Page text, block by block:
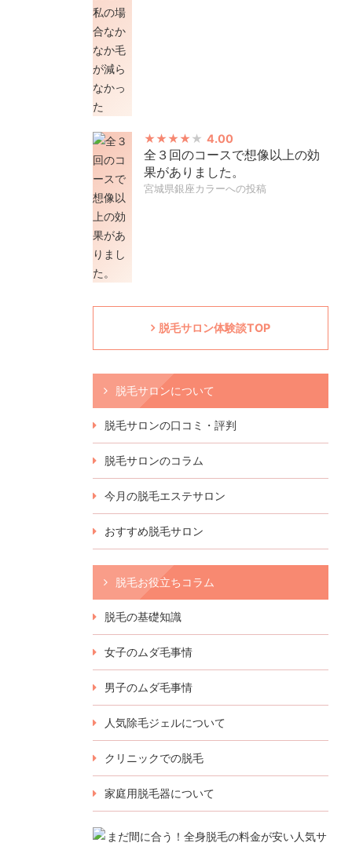
4.00
全３回のコースで想像以上の効
果がありました。
宮城県銀座カラーへの投稿
脱毛サロン体験談TOP
脱毛サロンについて
脱毛サロンの口コミ・評判
脱毛サロンのコラム
今月の脱毛エステサロン
おすすめ脱毛サロン
脱毛お役立ちコラム
脱毛の基礎知識
女子のムダ毛事情
男子のムダ毛事情
人気除毛ジェルについて
クリニックでの脱毛
家庭用脱毛器について